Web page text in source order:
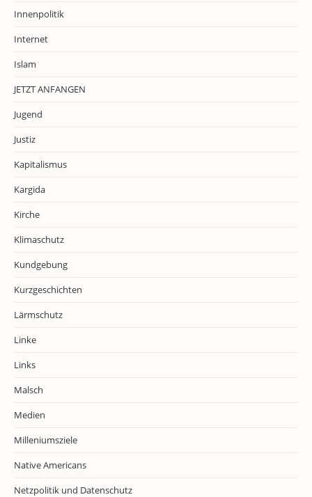
Innenpolitik
Internet
Islam
JETZT ANFANGEN
Jugend
Justiz
Kapitalismus
Kargida
Kirche
Klimaschutz
Kundgebung
Kurzgeschichten
Lärmschutz
Linke
Links
Malsch
Medien
Milleniumsziele
Native Americans
Netzpolitik und Datenschutz